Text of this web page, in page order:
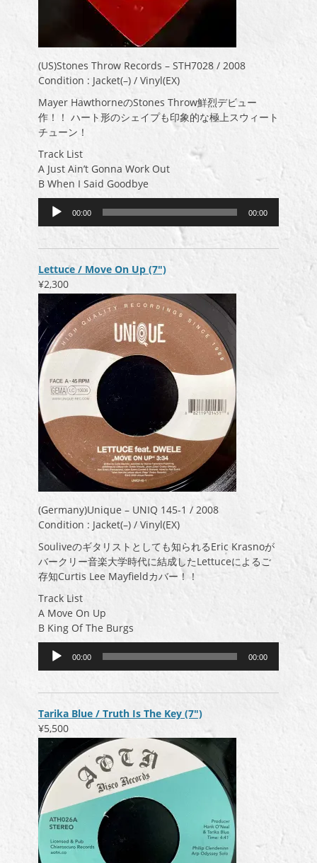
(US)Stones Throw Records – STH7028 / 2008
Condition : Jacket(–) / Vinyl(EX)
Mayer HawthorneのStones Throw鮮烈デビュー
作！！ ハート形のシェイプも印象的な極上スウィート
チューン！
Track List
A Just Ain’t Gonna Work Out
B When I Said Goodbye
レ
ー
ヤ
ー
00:00 00:00
Lettuce / Move On Up (7″)
¥2,300
(Germany)Unique – UNIQ 145-1 / 2008
Condition : Jacket(–) / Vinyl(EX)
Souliveのギタリストとしても知られるEric Krasnoが
バークリー音楽大学時代に結成したLettuceによるご
存知Curtis Lee Mayfieldカバー！！
Track List
A Move On Up
B King Of The Burgs
レ
ー
ヤ
ー
00:00 00:00
Tarika Blue / Truth Is The Key (7″)
¥5,500